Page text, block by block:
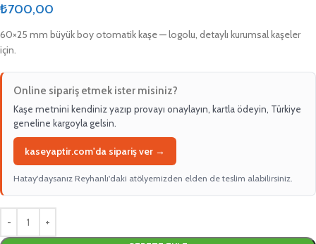
₺700,00
60×25 mm büyük boy otomatik kaşe — logolu, detaylı kurumsal kaşeler
için.
Online sipariş etmek ister misiniz?
Kaşe metnini kendiniz yazıp provayı onaylayın, kartla ödeyin, Türkiye
geneline kargoyla gelsin.
kaseyaptir.com'da sipariş ver →
Hatay'daysanız Reyhanlı'daki atölyemizden elden de teslim alabilirsiniz.